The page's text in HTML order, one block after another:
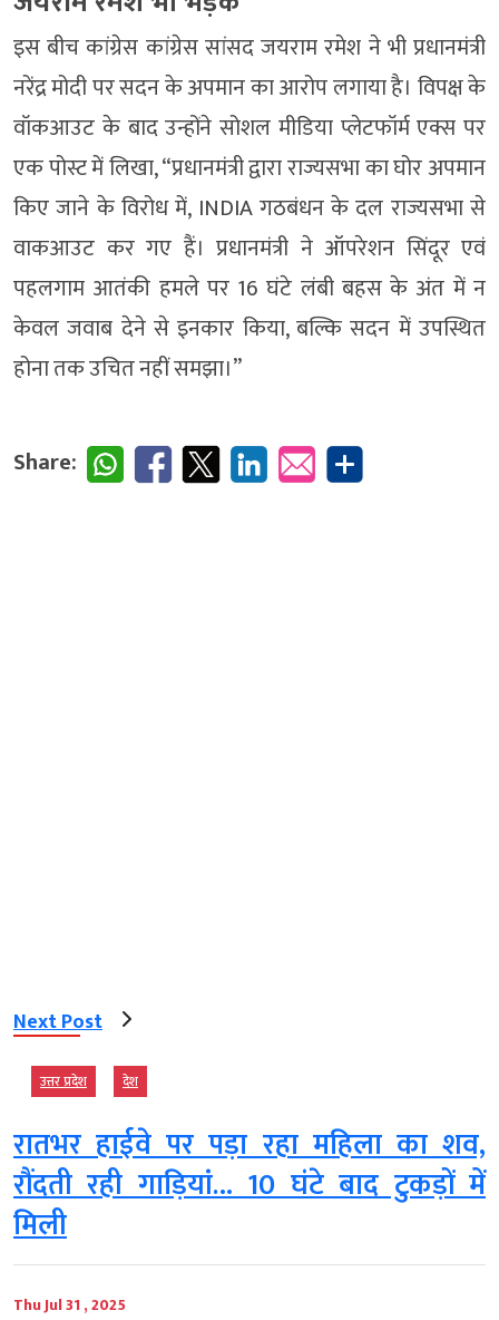
इस बीच कांग्रेस कांग्रेस सांसद जयराम रमेश ने भी प्रधानमंत्री
नरेंद्र मोदी पर सदन के अपमान का आरोप लगाया है। विपक्ष के
वॉकआउट के बाद उन्होंने सोशल मीडिया प्लेटफॉर्म एक्स पर
एक पोस्ट में लिखा, “प्रधानमंत्री द्वारा राज्यसभा का घोर अपमान
किए जाने के विरोध में, INDIA गठबंधन के दल राज्यसभा से
वाकआउट कर गए हैं। प्रधानमंत्री ने ऑपरेशन सिंदूर एवं
पहलगाम आतंकी हमले पर 16 घंटे लंबी बहस के अंत में न
केवल जवाब देने से इनकार किया, बल्कि सदन में उपस्थित
होना तक उचित नहीं समझा।”
Share:
Next Post
उत्तर प्रदेश देश
रातभर हाईवे पर पड़ा रहा महिला का शव,
रौंदती रही गाड़ियां… 10 घंटे बाद टुकड़ों में
मिली
Thu Jul 31 , 2025